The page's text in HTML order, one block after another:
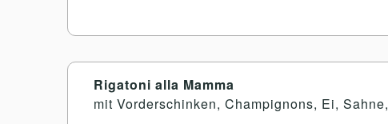
Rigatoni alla Mamma
mit Vorderschinken, Champignons, Ei,